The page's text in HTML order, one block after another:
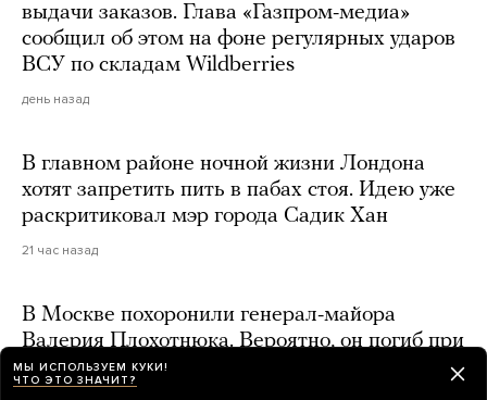
выдачи заказов. Глава «Газпром-медиа»
сообщил об этом на фоне регулярных ударов
ВСУ по складам Wildberries
день назад
В главном районе ночной жизни Лондона
хотят запретить пить в пабах стоя. Идею уже
раскритиковал мэр города Садик Хан
21 час назад
В Москве похоронили генерал-майора
Валерия Плохотнюка. Вероятно, он погиб при
взрыве на юбилее главкома Воздушно-
космических сил
МЫ ИСПОЛЬЗУЕМ КУКИ!
ЧТО ЭТО ЗНАЧИТ?